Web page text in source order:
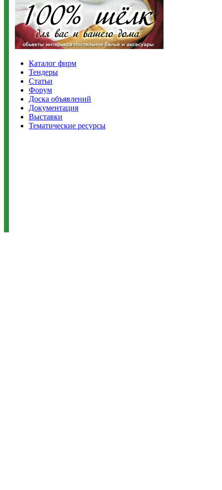
Каталог фирм
Тендеры
Статьи
Форум
Доска объявлений
Документация
Выставки
Тематические ресурсы